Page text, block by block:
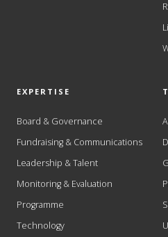
EXPERTISE
Board & Governance
Fundraising & Communications
Leadership & Talent
Monitoring & Evaluation
Programme
Technology